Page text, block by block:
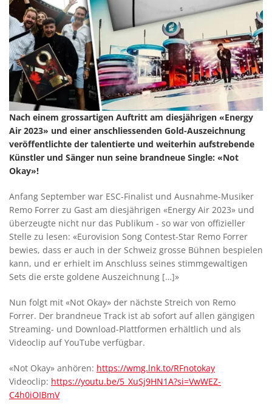
Nach einem grossartigen Auftritt am diesjährigen «Energy
Air 2023» und einer anschliessenden Gold-Auszeichnung
veröffentlichte der talentierte und weiterhin aufstrebende
Künstler und Sänger nun seine brandneue Single: «Not
Okay»!
Anfang September war ESC-Finalist und Ausnahme-Musiker
Remo Forrer zu Gast am diesjährigen «Energy Air 2023» und
überzeugte nicht nur das Publikum - so war von offizieller
Stelle zu lesen: «Eurovision Song Contest-Star Remo Forrer
bewies, dass er auch in der Schweiz grosse Bühnen bespielen
kann, und er erhielt im Anschluss seines stimmgewaltigen
Sets die erste goldene Auszeichnung […]»
Nun folgt mit «Not Okay» der nächste Streich von Remo
Forrer. Der brandneue Track ist ab sofort auf allen gängigen
Streaming- und Download-Plattformen erhältlich und als
Videoclip auf YouTube verfügbar.
«Not Okay» anhören: https://wmg.lnk.to/RFnotokay
Videoclip: https://youtu.be/5_XuSj9HN1A?si=VwWEZ-
C4h0iOIBmV